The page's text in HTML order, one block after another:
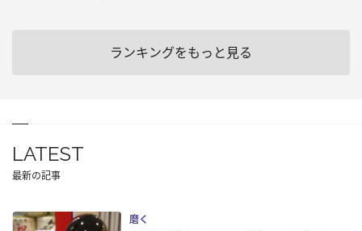
ランキングをもっと見る
LATEST
最新の記事
磨く